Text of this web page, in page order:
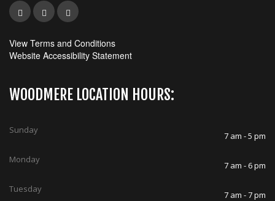
View Terms and Conditions
Website Accessibility Statement
WOODMERE LOCATION HOURS:
Sunday
7 am - 5 pm
Monday
7 am - 6 pm
Tuesday
7 am - 7 pm